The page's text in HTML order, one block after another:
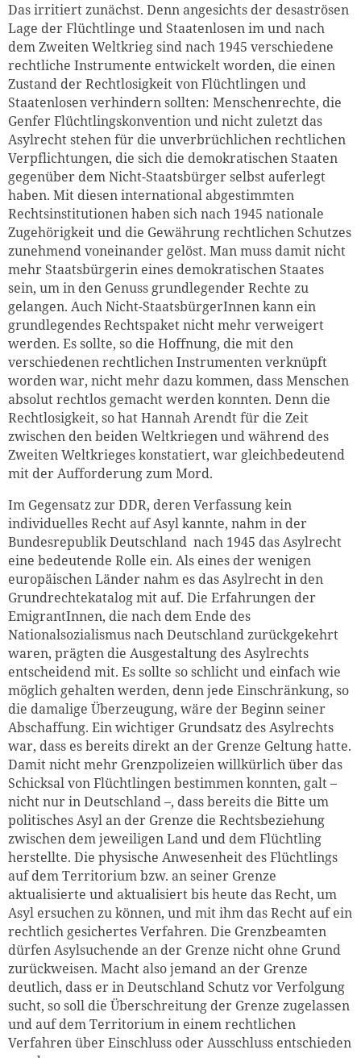
Das irritiert zunächst. Denn angesichts der desaströsen
Lage der Flüchtlinge und Staatenlosen im und nach
dem Zweiten Weltkrieg sind nach 1945 verschiedene
rechtliche Instrumente entwickelt worden, die einen
Zustand der Rechtlosigkeit von Flüchtlingen und
Staatenlosen verhindern sollten: Menschenrechte, die
Genfer Flüchtlingskonvention und nicht zuletzt das
Asylrecht stehen für die unverbrüchlichen rechtlichen
Verpflichtungen, die sich die demokratischen Staaten
gegenüber dem Nicht-Staatsbürger selbst auferlegt
haben. Mit diesen international abgestimmten
Rechtsinstitutionen haben sich nach 1945 nationale
Zugehörigkeit und die Gewährung rechtlichen Schutzes
zunehmend voneinander gelöst. Man muss damit nicht
mehr Staatsbürgerin eines demokratischen Staates
sein, um in den Genuss grundlegender Rechte zu
gelangen. Auch Nicht-StaatsbürgerInnen kann ein
grundlegendes Rechtspaket nicht mehr verweigert
werden. Es sollte, so die Hoffnung, die mit den
verschiedenen rechtlichen Instrumenten verknüpft
worden war, nicht mehr dazu kommen, dass Menschen
absolut rechtlos gemacht werden konnten. Denn die
Rechtlosigkeit, so hat Hannah Arendt für die Zeit
zwischen den beiden Weltkriegen und während des
Zweiten Weltkrieges konstatiert, war gleichbedeutend
mit der Aufforderung zum Mord.
Im Gegensatz zur DDR, deren Verfassung kein
individuelles Recht auf Asyl kannte, nahm in der
Bundesrepublik Deutschland nach 1945 das Asylrecht
eine bedeutende Rolle ein. Als eines der wenigen
europäischen Länder nahm es das Asylrecht in den
Grundrechtekatalog mit auf. Die Erfahrungen der
EmigrantInnen, die nach dem Ende des
Nationalsozialismus nach Deutschland zurückgekehrt
waren, prägten die Ausgestaltung des Asylrechts
entscheidend mit. Es sollte so schlicht und einfach wie
möglich gehalten werden, denn jede Einschränkung, so
die damalige Überzeugung, wäre der Beginn seiner
Abschaffung. Ein wichtiger Grundsatz des Asylrechts
war, dass es bereits direkt an der Grenze Geltung hatte.
Damit nicht mehr Grenzpolizeien willkürlich über das
Schicksal von Flüchtlingen bestimmen konnten, galt –
nicht nur in Deutschland –, dass bereits die Bitte um
politisches Asyl an der Grenze die Rechtsbeziehung
zwischen dem jeweiligen Land und dem Flüchtling
herstellte. Die physische Anwesenheit des Flüchtlings
auf dem Territorium bzw. an seiner Grenze
aktualisierte und aktualisiert bis heute das Recht, um
Asyl ersuchen zu können, und mit ihm das Recht auf ein
rechtlich gesichertes Verfahren. Die Grenzbeamten
dürfen Asylsuchende an der Grenze nicht ohne Grund
zurückweisen. Macht also jemand an der Grenze
deutlich, dass er in Deutschland Schutz vor Verfolgung
sucht, so soll die Überschreitung der Grenze zugelassen
und auf dem Territorium in einem rechtlichen
Verfahren über Einschluss oder Ausschluss entschieden